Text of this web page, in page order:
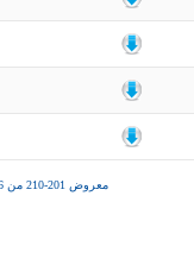
معروض 201-210 من 216 نتيجة